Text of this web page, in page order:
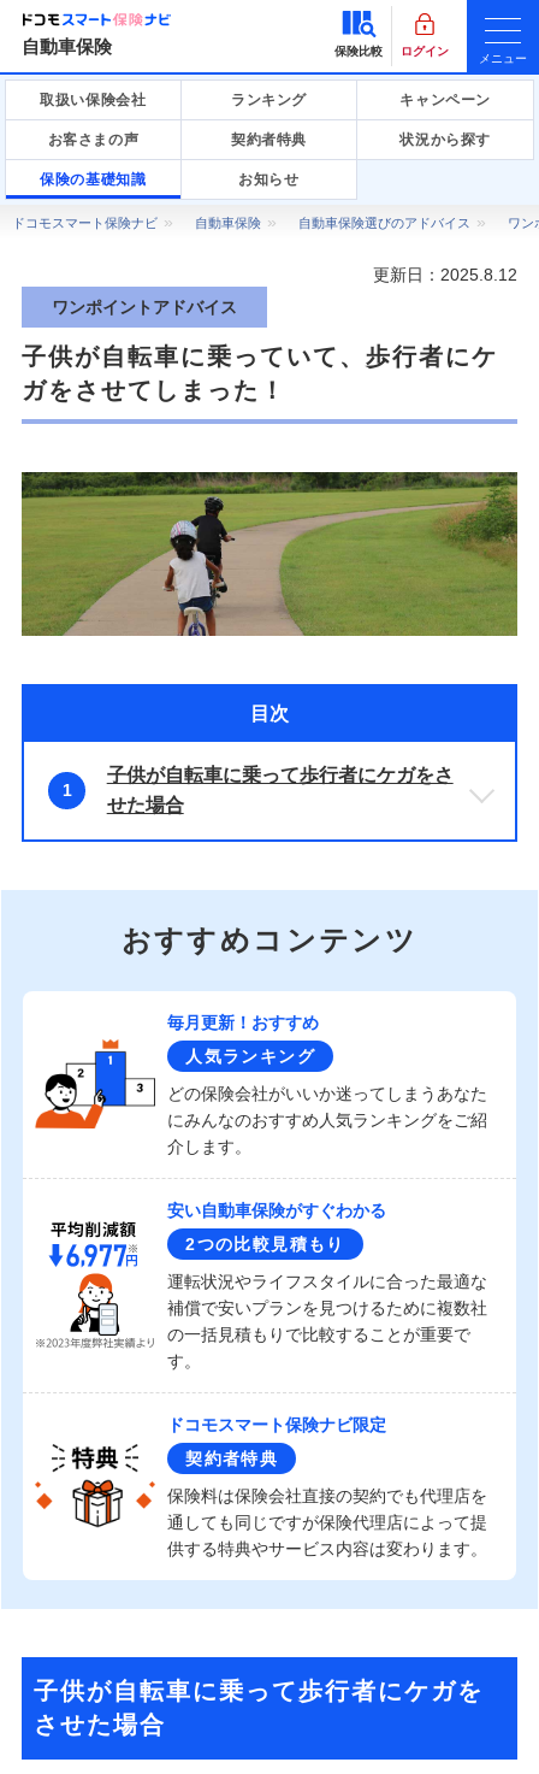
自動車保険 保険比較 ログイン
メニュー
取扱い保険会社 ランキング キャンペーン
お客さまの声 契約者特典 状況から探す
保険の基礎知識 お知らせ
ドコモスマート保険ナビ 自動車保険 自動車保険選びのアドバイス ワン
更新日：2025.8.12
ワンポイントアドバイス
子供が自転車に乗っていて、歩行者にケ
ガをさせてしまった！
目次
1
子供が自転車に乗って歩行者にケガをさ
せた場合
おすすめコンテンツ
毎月更新！おすすめ
人気ランキング
どの保険会社がいいか迷ってしまうあなた
にみんなのおすすめ人気ランキングをご紹
介します。
安い自動車保険がすぐわかる
2つの比較見積もり
運転状況やライフスタイルに合った最適な
補償で安いプランを見つけるために複数社
の一括見積もりで比較することが重要で
す。
ドコモスマート保険ナビ限定
契約者特典
保険料は保険会社直接の契約でも代理店を
通しても同じですが保険代理店によって提
供する特典やサービス内容は変わります。
子供が自転車に乗って歩行者にケガを
させた場合